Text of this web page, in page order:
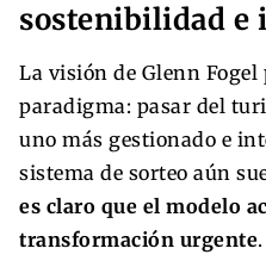
sostenibilidad e
La visión de Glenn
paradigma: pasar del
uno más gestionado e
sistema de sorteo aún
es claro que el modelo
transformación urgente.